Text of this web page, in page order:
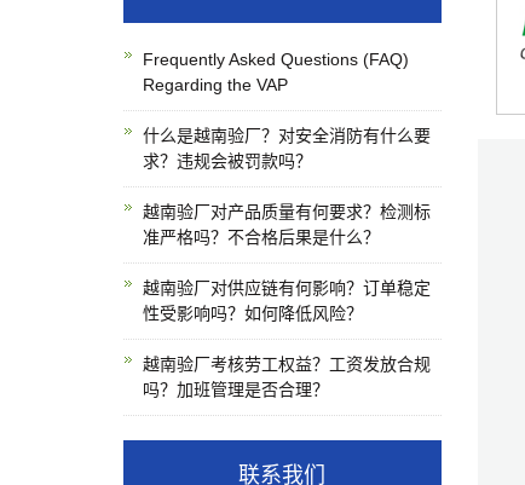
Frequently Asked Questions (FAQ)
Regarding the VAP
什么是越南验厂？对安全消防有什么要
求？违规会被罚款吗？
越南验厂对产品质量有何要求？检测标
准严格吗？不合格后果是什么？
越南验厂对供应链有何影响？订单稳定
性受影响吗？如何降低风险？
越南验厂考核劳工权益？工资发放合规
吗？加班管理是否合理？
联系我们